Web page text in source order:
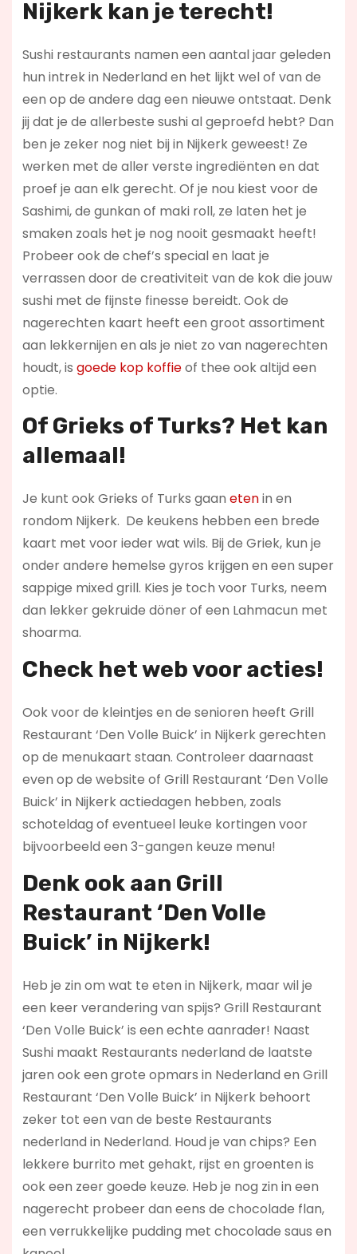
Nijkerk kan je terecht!
Sushi restaurants namen een aantal jaar geleden
hun intrek in Nederland en het lijkt wel of van de
een op de andere dag een nieuwe ontstaat. Denk
jij dat je de allerbeste sushi al geproefd hebt? Dan
ben je zeker nog niet bij in Nijkerk geweest! Ze
werken met de aller verste ingrediënten en dat
proef je aan elk gerecht. Of je nou kiest voor de
Sashimi, de gunkan of maki roll, ze laten het je
smaken zoals het je nog nooit gesmaakt heeft!
Probeer ook de chef’s special en laat je
verrassen door de creativiteit van de kok die jouw
sushi met de fijnste finesse bereidt. Ook de
nagerechten kaart heeft een groot assortiment
aan lekkernijen en als je niet zo van nagerechten
houdt, is goede kop koffieof thee ook altijd een
optie.
Of Grieks of Turks? Het kan
allemaal!
Je kunt ook Grieks of Turks gaan etenin en
rondom Nijkerk. De keukens hebben een brede
kaart met voor ieder wat wils. Bij de Griek, kun je
onder andere hemelse gyros krijgen en een super
sappige mixed grill. Kies je toch voor Turks, neem
dan lekker gekruide döner of een Lahmacun met
shoarma.
Check het web voor acties!
Ook voor de kleintjes en de senioren heeft Grill
Restaurant ‘Den Volle Buick’ in Nijkerk gerechten
op de menukaart staan. Controleer daarnaast
even op de website of Grill Restaurant ‘Den Volle
Buick’ in Nijkerk actiedagen hebben, zoals
schoteldag of eventueel leuke kortingen voor
bijvoorbeeld een 3-gangen keuze menu!
Denk ook aan Grill
Restaurant ‘Den Volle
Buick’ in Nijkerk!
Heb je zin om wat te eten in Nijkerk, maar wil je
een keer verandering van spijs? Grill Restaurant
‘Den Volle Buick’ is een echte aanrader! Naast
Sushi maakt Restaurants nederland de laatste
jaren ook een grote opmars in Nederland en Grill
Restaurant ‘Den Volle Buick’ in Nijkerk behoort
zeker tot een van de beste Restaurants
nederland in Nederland. Houd je van chips? Een
lekkere burrito met gehakt, rijst en groenten is
ook een zeer goede keuze. Heb je nog zin in een
nagerecht probeer dan eens de chocolade flan,
een verrukkelijke pudding met chocolade saus en